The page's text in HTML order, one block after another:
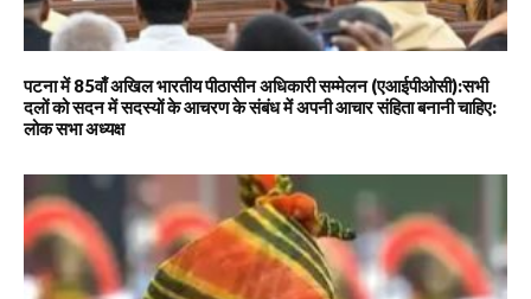
पटना में 85वाँ अखिल भारतीय पीठासीन अधिकारी सम्मेलन (एआईपीओसी):सभी
दलों को सदन में सदस्यों के आचरण के संबंध में अपनी आचार संहिता बनानी चाहिए:
लोक सभा अध्यक्ष